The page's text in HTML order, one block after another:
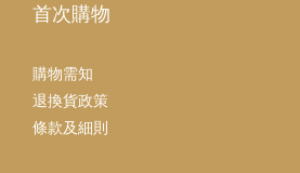
首次購物
購物需知
退換貨政策
條款及細則